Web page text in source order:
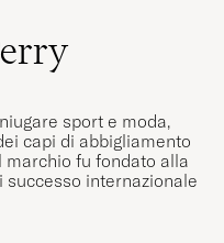
sport e moda,
capi di abbigliamento
marchio fu fondato alla
internazionale